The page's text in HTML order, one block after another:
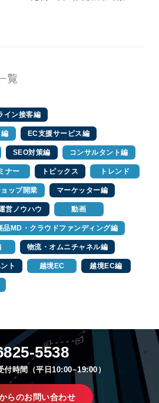
イン接客編
EC支援サービス編
SEO対策編 コンサルタント編
ナー トピックス トレンド
ップ開業 マーケッター編
営ノウハウ 動画
品MD・クラウドファンディング編
物流・オムニチャネル編
ト 越境EC 越境EC編
5538
付時間（平日10:00~19:00）
らのお問い合わせ